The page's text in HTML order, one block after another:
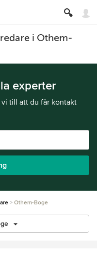
i Othem-
experter
vi till att du får kontakt
Othem-Boge